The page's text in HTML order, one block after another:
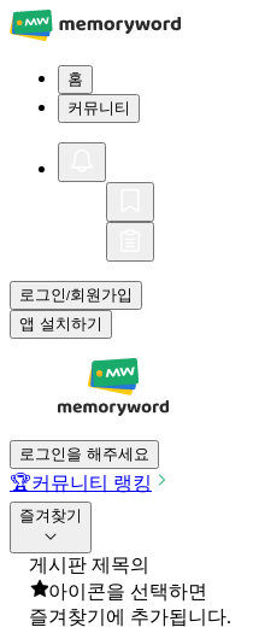
홈
커뮤니티
로그인/회원가입
앱 설치하기
로그인을 해주세요
🏆커뮤니티 랭킹
즐겨찾기
게시판 제목의
아이콘을 선택하면
즐겨찾기에 추가됩니다.